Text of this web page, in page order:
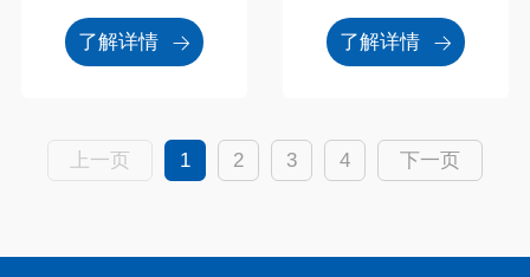
了解详情 了解详情
上一页 1 2 3 4 下一页